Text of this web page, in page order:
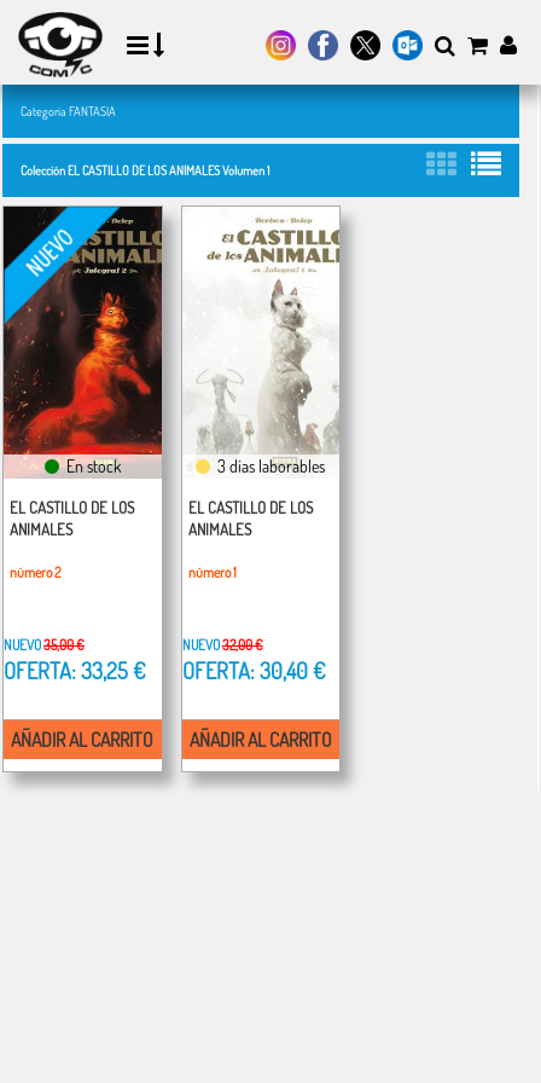
Categoría FANTASIA
Colección EL CASTILLO DE LOS ANIMALES Volumen 1
En stock
EL CASTILLO DE LOS
ANIMALES
número 2
NUEVO35,00 €
OFERTA: 33,25 €
AÑADIR AL CARRITO
3 días laborables
EL CASTILLO DE LOS
ANIMALES
número 1
NUEVO32,00 €
OFERTA: 30,40 €
AÑADIR AL CARRITO